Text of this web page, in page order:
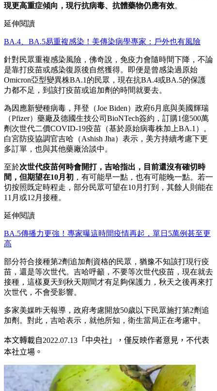
現更高重症傾向，現行抗病毒、抗體藥物仍應有效。
延伸閱讀
BA.4、BA.5易重複感染！美傳染病學專家：戶外也有風險
針對民眾重複感染風險，佛奇說，免疫力會隨時間下降，不論
是靠打疫苗或感染復原後自然獲得。即便是曾感染過原始
Omicron亞型變異株BA.1的民眾，現在抗BA.4或BA.5的保護
力都不足，到該打疫苗或追加劑的時間就要去。
為因應新變種病毒，拜登（Joe Biden）政府6月底與美國輝瑞
（Pfizer）藥廠及德國生技公司BioNTech簽約，訂購1億500萬
劑次世代二價COVID-19疫苗（基於原始病毒株加上BA.1）。
白宮防疫協調官吉哈（Ashish Jha）表示，美方持續考慮下更
多訂單，也與其他藥廠洽談中。
至於次世代疫苗何時會開打，吉哈指出，目前還沒有確切時
間，但期望在10月初 ，有可能早一點，也有可能晚一點。若一
切按照既定時程走，部分民眾可望在10月打到，其餘人則能在
11月或12月接種。
延伸閱讀
BA.5傳播力更強！專家曝這時間疫情再起，單日5萬例甚至更
高
部分符合接種第2劑追加劑資格的民眾，猶豫不知該打現行疫
苗，還是等次世代。吉哈呼籲，不要等次世代疫苗，現在就去
接種，這樣夏天到秋天期間才有足夠保護力，秋天之後再來打
次世代，不會受影響。
多家美媒昨天報導，政府考慮開放50歲以下民眾施打第2劑追
加劑。對此，吉哈表示，就他所知，衛生當局正在考慮中。
本文轉載自2022.07.13 「中央社」
，僅反映作者意見，不代表
本社立場。